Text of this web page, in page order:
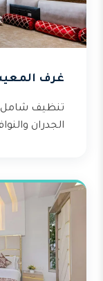
غرف
تنظيف شامل
الجدران